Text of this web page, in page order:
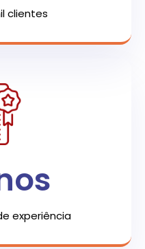
clientes
experiência